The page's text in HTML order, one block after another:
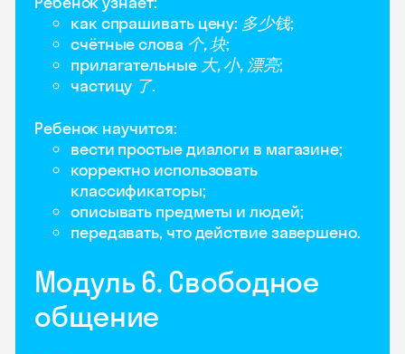
как спрашивать цену: 多少钱;
счётные слова 个, 块;
прилагательные 大, 小, 漂亮;
частицу 了.
Ребенок научится:
вести простые диалоги в магазине;
корректно использовать
классификаторы;
описывать предметы и людей;
передавать, что действие завершено.
Модуль 6. Свободное
общение